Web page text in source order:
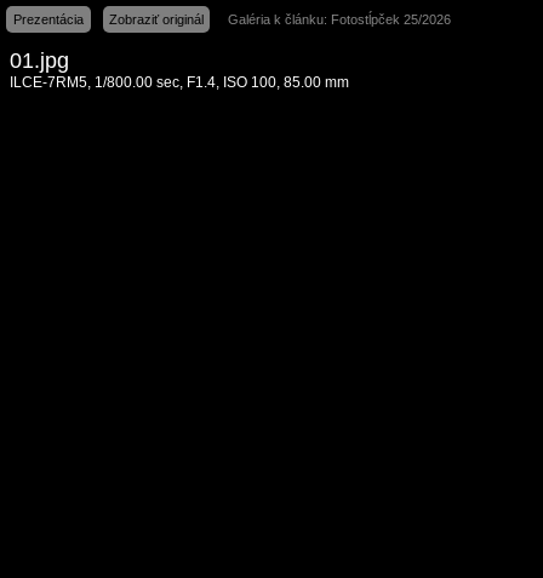
Prezentácia Zobraziť originál Galéria k článku: Fotostĺpček 25/2026
01.jpg
ILCE-7RM5, 1/800.00 sec, F1.4, ISO 100, 85.00 mm